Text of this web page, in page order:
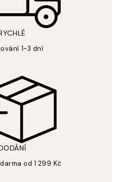
1-3 dní
od 1 299 Kč